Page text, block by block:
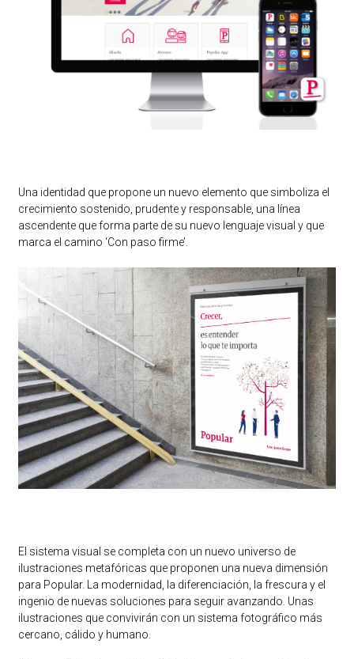
Una identidad que propone un nuevo elemento que simboliza el
crecimiento sostenido, prudente y responsable, una línea
ascendente que forma parte de su nuevo lenguaje visual y que
marca el camino ‘Con paso firme’.
El sistema visual se completa con un nuevo universo de
ilustraciones metafóricas que proponen una nueva dimensión
para Popular. La modernidad, la diferenciación, la frescura y el
ingenio de nuevas soluciones para seguir avanzando. Unas
ilustraciones que convivirán con un sistema fotográfico más
cercano, cálido y humano.